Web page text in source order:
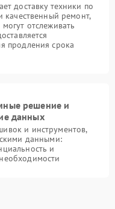
доставку техники по
качественный ремонт,
отслеживать
продления срока
решение и
данных
и инструментов,
данными:
и